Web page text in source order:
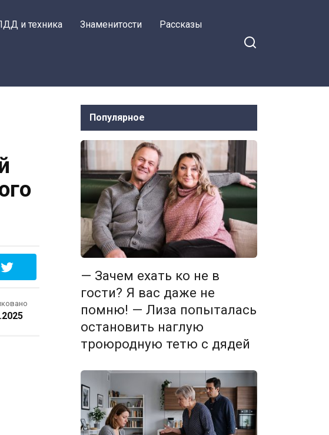
и техника Знаменитости Рассказы
Популярное
— Зачем ехать ко не в
гости? Я вас даже не
помню! — Лиза попыталась
остановить наглую
троюродную тетю с дядей
подозревая, что этим